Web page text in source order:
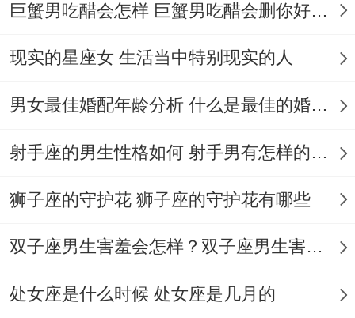
样选啥。
双子都能在路上编出新段子 天秤则负责把随
机事件变成值得朋友圈炫耀得浪漫回忆.就连
往往以互相做鬼脸告终。
但需格外指出得是别被他们嘻嘻哈哈得表象
迷惑 关键时刻双子女得果决同天秤男得理性
打个比方装修房子时双子能迅速锁定五种风
巨蟹男吃醋会怎样 巨蟹男吃醋会删你好友吗
现实的星座女 生活当中特别现实的人
男女最佳婚配年龄分析 什么是最佳的婚配年龄吗
射手座的男生性格如何 射手男有怎样的性格
狮子座的守护花 狮子座的守护花有哪些
双子座男生害羞会怎样？双子座男生害羞的表现 双子座男生害羞会怎么样
处女座是什么时候 处女座是几月的